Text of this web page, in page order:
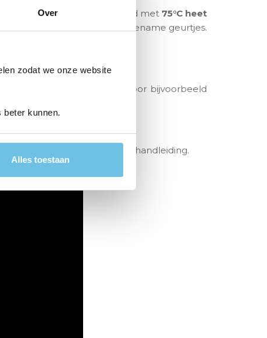
Over
zodat we onze website
beter kunnen.
Alles toestaan
dweilborstels en het wasbord met 75°C heet
het ontstaan van onaangename geurtjes.
robot.
wensen en voorkeuren door bijvoorbeeld
en een handleiding.